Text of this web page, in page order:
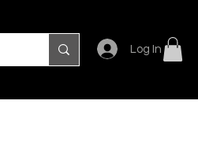
Log In